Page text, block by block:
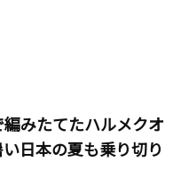
外にあるのでかゆくな
肌が敏感になってし
だけで真っ赤になり
なくなりました。メ
いて肌ざわりも良か
みたてたハルメクオ
日本の夏も乗り切り